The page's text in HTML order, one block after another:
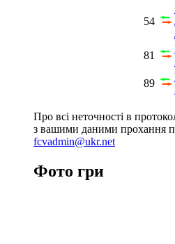
54
81
89
Про всі неточності в
з вашими даними прохання
fcvadmin@ukr.net
Фото гри